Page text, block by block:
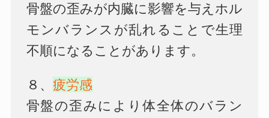
骨盤の歪みが内臓に影響を与えホル
モンバランスが乱れることで生理
不順になることがあります。
８、 疲労感
骨盤の歪みにより体全体のバラン